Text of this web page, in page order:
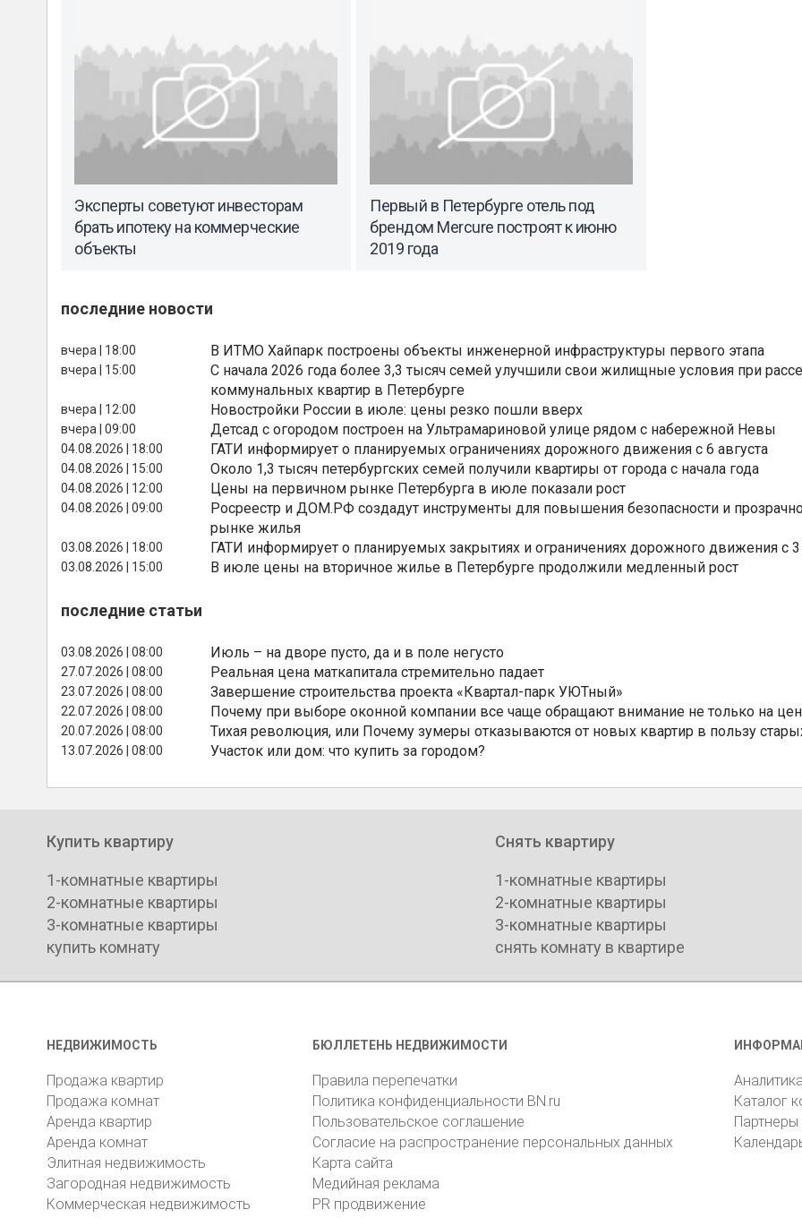
Эксперты советуют инвесторам
брать ипотеку на коммерческие
объекты
Первый в Петербурге отель под
брендом Mercure построят к июню
2019 года
последние новости
вчера | 18:00 В ИТМО Хайпарк построены объекты инженерной инфраструктуры первого этапа
вчера | 15:00
С начала 2026 года более 3,3 тысяч семей улучшили свои жилищные условия при
коммунальных квартир в Петербурге
вчера | 12:00 Новостройки России в июле: цены резко пошли вверх
вчера | 09:00 Детсад с огородом построен на Ультрамариновой улице рядом с набережной Невы
04.08.2026 | 18:00 ГАТИ информирует о планируемых ограничениях дорожного движения с 6 августа
04.08.2026 | 15:00 Около 1,3 тысяч петербургских семей получили квартиры от города с начала года
04.08.2026 | 12:00 Цены на первичном рынке Петербурга в июле показали рост
04.08.2026 | 09:00
Росреестр и ДОМ.РФ создадут инструменты для повышения безопасности и
рынке жилья
03.08.2026 | 18:00 ГАТИ информирует о планируемых закрытиях и ограничениях дорожного движения с 3
03.08.2026 | 15:00 В июле цены на вторичное жилье в Петербурге продолжили медленный рост
последние статьи
03.08.2026 | 08:00 Июль – на дворе пусто, да и в поле негусто
27.07.2026 | 08:00 Реальная цена маткапитала стремительно падает
23.07.2026 | 08:00 Завершение строительства проекта «Квартал-парк УЮТный»
22.07.2026 | 08:00 Почему при выборе оконной компании все чаще обращают внимание не только на
20.07.2026 | 08:00 Тихая революция, или Почему зумеры отказываются от новых квартир в пользу
13.07.2026 | 08:00 Участок или дом: что купить за городом?
Купить квартиру
1-комнатные квартиры
2-комнатные квартиры
3-комнатные квартиры
купить комнату
Снять квартиру
1-комнатные квартиры
2-комнатные квартиры
3-комнатные квартиры
снять комнату в квартире
НЕДВИЖИМОСТЬ
Продажа квартир
Продажа комнат
Аренда квартир
Аренда комнат
Элитная недвижимость
Загородная недвижимость
Коммерческая недвижимость
БЮЛЛЕТЕНЬ НЕДВИЖИМОСТИ
Правила перепечатки
Политика конфиденциальности BN.ru
Пользовательское соглашение
Согласие на распространение персональных данных
Карта сайта
Медийная реклама
PR продвижение
Каталог
Партнеры